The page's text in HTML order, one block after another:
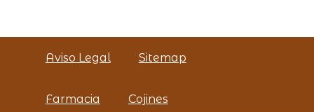
Aviso Legal Sitemap
Farmacia Cojines